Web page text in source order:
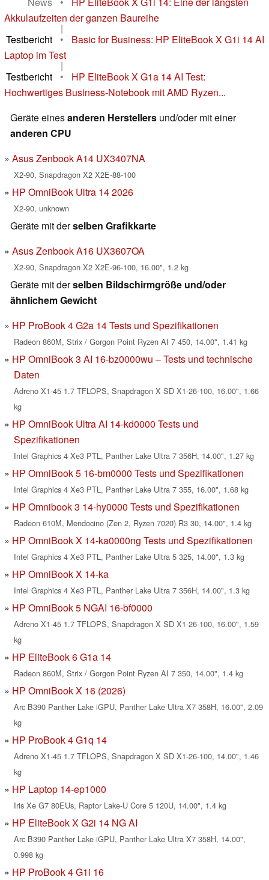
Akkulaufzeiten der ganzen Baureihe
|
Testbericht
•
Basic for Business: HP EliteBook X G1i 14 AI
Laptop im Test
|
Testbericht
•
HP EliteBook X G1a 14 AI Test:
Hochwertiges Business-Notebook mit AMD Ryzen...
Geräte einesanderen Herstellers und/oder mit einer
anderen CPU
Asus Zenbook A14 UX3407NA
X2-90, Snapdragon X2 X2E-88-100
HP OmniBook Ultra 14 2026
X2-90, unknown
Geräte mit derselben Grafikkarte
Asus Zenbook A16 UX3607OA
X2-90, Snapdragon X2 X2E-96-100, 16.00", 1.2 kg
Geräte mit derselben Bildschirmgröße und/oder
ähnlichem Gewicht
HP ProBook 4 G2a 14 Tests und Spezifikationen
Radeon 860M, Strix / Gorgon Point Ryzen AI 7 450, 14.00", 1.41 kg
HP OmniBook 3 AI 16-bz0000wu – Tests und technische
Daten
Adreno X1-45 1.7 TFLOPS, Snapdragon X SD X1-26-100, 16.00", 1.66
kg
HP OmniBook Ultra AI 14-kd0000 Tests und
Spezifikationen
Intel Graphics 4 Xe3 PTL, Panther Lake Ultra 7 356H, 14.00", 1.27 kg
HP OmniBook 5 16-bm0000 Tests und Spezifikationen
Intel Graphics 4 Xe3 PTL, Panther Lake Ultra 7 355, 16.00", 1.68 kg
HP Omnibook 3 14-hy0000 Tests und Spezifikationen
Radeon 610M, Mendocino (Zen 2, Ryzen 7020) R3 30, 14.00", 1.4 kg
HP OmniBook X 14-ka0000ng Tests und Spezifikationen
Intel Graphics 4 Xe3 PTL, Panther Lake Ultra 5 325, 14.00", 1.3 kg
HP OmniBook X 14-ka
Intel Graphics 4 Xe3 PTL, Panther Lake Ultra 7 356H, 14.00", 1.3 kg
HP OmniBook 5 NGAI 16-bf0000
Adreno X1-45 1.7 TFLOPS, Snapdragon X SD X1-26-100, 16.00", 1.59
kg
HP EliteBook 6 G1a 14
Radeon 860M, Strix / Gorgon Point Ryzen AI 7 350, 14.00", 1.4 kg
HP OmniBook X 16 (2026)
Arc B390 Panther Lake iGPU, Panther Lake Ultra X7 358H, 16.00", 2.09
kg
HP ProBook 4 G1q 14
Adreno X1-45 1.7 TFLOPS, Snapdragon X SD X1-26-100, 14.00", 1.46
kg
HP Laptop 14-ep1000
Iris Xe G7 80EUs, Raptor Lake-U Core 5 120U, 14.00", 1.4 kg
HP EliteBook X G2i 14 NG AI
Arc B390 Panther Lake iGPU, Panther Lake Ultra X7 358H, 14.00",
0.998 kg
HP ProBook 4 G1i 16